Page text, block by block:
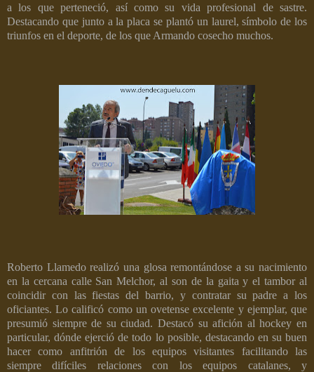
a los que perteneció, así como su vida profesional de sastre.
Destacando que junto a la placa se plantó un laurel, símbolo de los
triunfos en el deporte, de los que Armando cosecho muchos.
Roberto Llamedo realizó una glosa remontándose a su nacimiento
en la cercana calle San Melchor, al son de la gaita y el tambor al
coincidir con las fiestas del barrio, y contratar su padre a los
oficiantes. Lo calificó como un ovetense excelente y ejemplar, que
presumió siempre de su ciudad. Destacó su afición al hockey en
particular, dónde ejerció de todo lo posible, destacando en su buen
hacer como anfitrión de los equipos visitantes facilitando las
siempre difíciles relaciones con los equipos catalanes, y